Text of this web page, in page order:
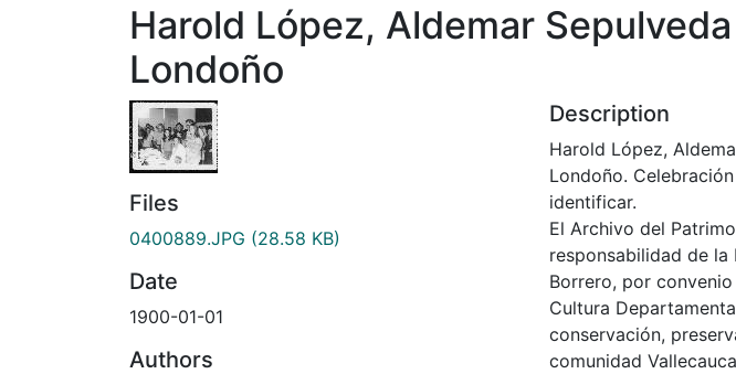
Harold López, Aldemar
Londoño
Files
0400889.JPG (28.58 KB)
Date
1900-01-01
Authors
Description
Harold López,
Londoño.
identificar.
El Archivo del
responsabilidad de
Borrero, por
Cultura
conservación,
comunidad